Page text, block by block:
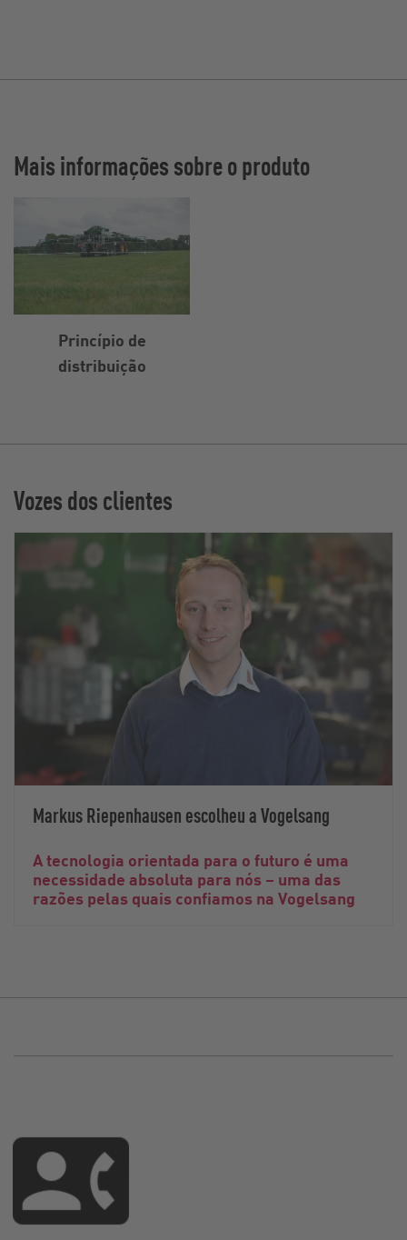
Mais informações sobre o produto
Princípio de
distribuição
Vozes dos clientes
Markus Riepenhausen escolheu a Vogelsang
A tecnologia orientada para o futuro é uma
necessidade absoluta para nós – uma das
razões pelas quais confiamos na Vogelsang